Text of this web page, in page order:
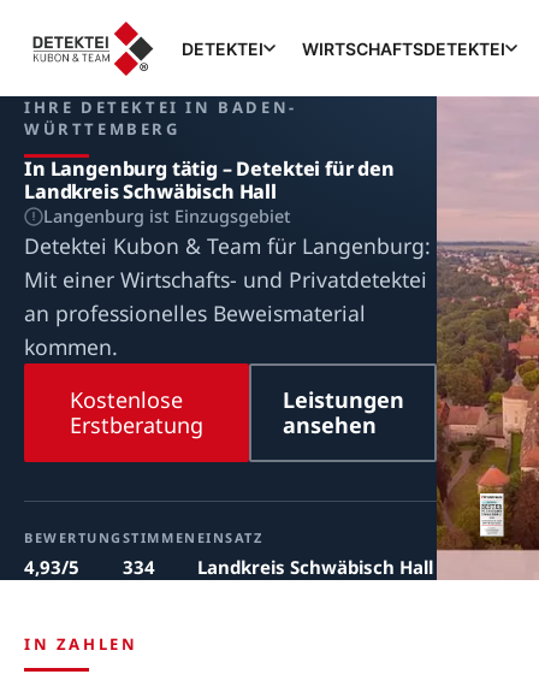
DETEKTEI WIRTSCHAFTSDETEKTEI
IHRE DETEKTEI IN BADEN-
WÜRTTEMBERG
In Langenburg tätig – Detektei für den
Landkreis Schwäbisch Hall
Langenburg ist Einzugsgebiet
Detektei Kubon & Team für Langenburg:
Mit einer Wirtschafts- und Privatdetektei
an professionelles Beweismaterial
kommen.
Kostenlose
Erstberatung
Leistungen
ansehen
BEWERTUNG
4,93/5
STIMMEN
334
EINSATZ
Landkreis Schwäbisch Hall
IN ZAHLEN